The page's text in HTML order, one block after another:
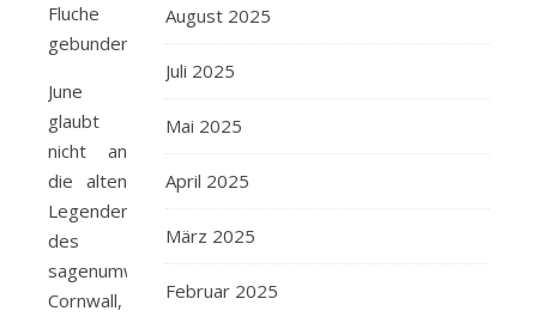
Fluche
gebunden
June
glaubt
nicht an
die alten
Legenden
des
sagenumwobenen
Cornwall,
August 2025
Juli 2025
Mai 2025
April 2025
März 2025
Februar 2025